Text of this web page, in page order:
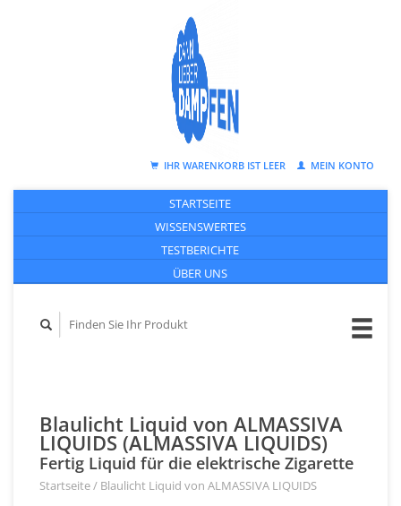
IHR WARENKORB IST LEER MEIN KONTO
STARTSEITE
WISSENSWERTES
TESTBERICHTE
ÜBER UNS
Blaulicht Liquid von ALMASSIVA
LIQUIDS (ALMASSIVA LIQUIDS)
Fertig Liquid für die elektrische Zigarette
Startseite/ Blaulicht Liquid von ALMASSIVA LIQUIDS